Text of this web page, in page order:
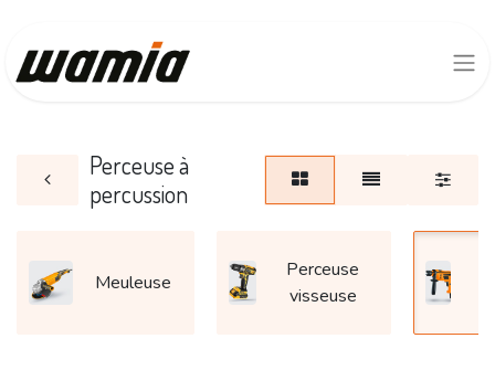
Perceuse à
percussion
Meuleuse
Perceuse
visseuse